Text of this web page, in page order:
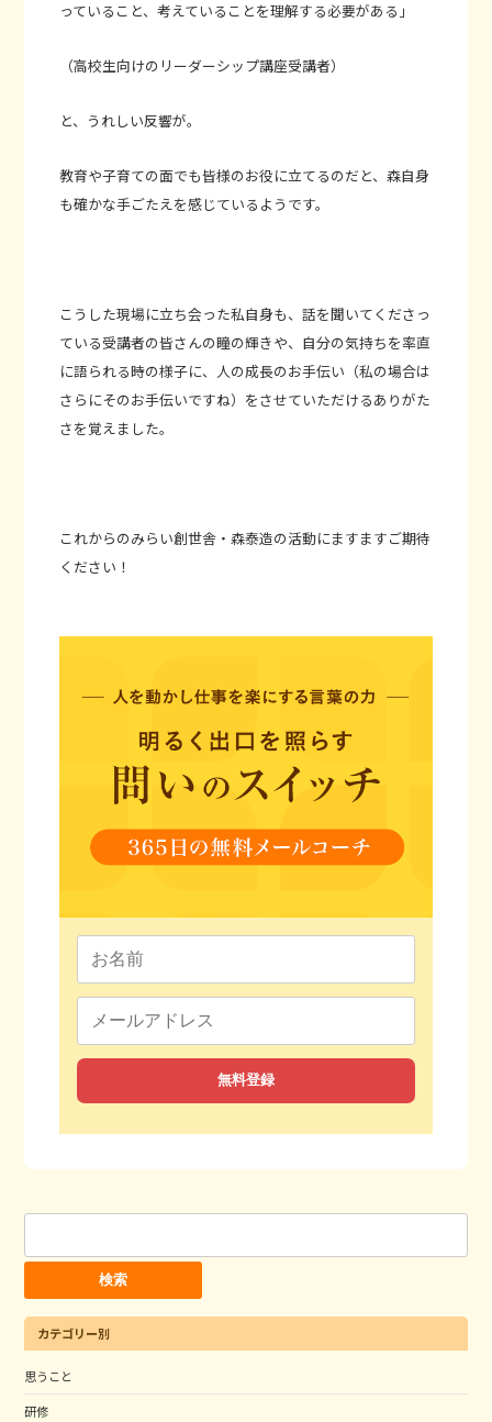
っていること、考えていることを理解する必要がある」
（高校生向けのリーダーシップ講座受講者）
と、うれしい反響が。
教育や子育ての面でも皆様のお役に立てるのだと、森自身
も確かな手ごたえを感じているようです。
こうした現場に立ち会った私自身も、話を聞いてくださっ
ている受講者の皆さんの瞳の輝きや、自分の気持ちを率直
に語られる時の様子に、人の成長のお手伝い（私の場合は
さらにそのお手伝いですね）をさせていただけるありがた
さを覚えました。
これからのみらい創世舎・森泰造の活動にますますご期待
ください！
索:
カテゴリー別
思うこと
研修